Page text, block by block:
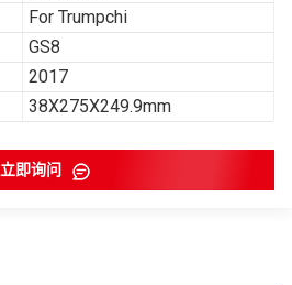
For Trumpchi
GS8
2017
38X275X249.9mm
立即询问